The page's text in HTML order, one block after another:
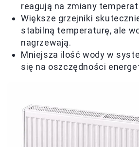
reagują na zmiany
Większe grzejniki
stabilną temperaturę, ale
nagrzewają.
Mniejsza ilość wody w
się na oszczędności